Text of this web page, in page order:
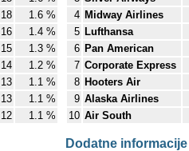
18
1.6 %
16
1.4 %
15
1.3 %
14
1.2 %
13
1.1 %
13
1.1 %
12 1.1 %
4 Midway Airlines
5 Lufthansa
6 Pan American
7 Corporate Express
8 Hooters Air
9 Alaska Airlines
10 Air South
Dodatne informacije